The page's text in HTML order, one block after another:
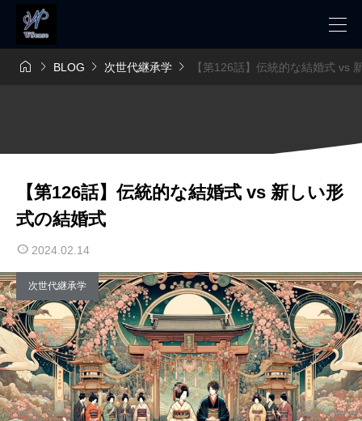
  BLOG  次世代継承学  【第126話】伝統的な結婚式 vs
【第126話】伝統的な結婚式 vs 新しい形
式の結婚式
2024.02.14
次世代継承学